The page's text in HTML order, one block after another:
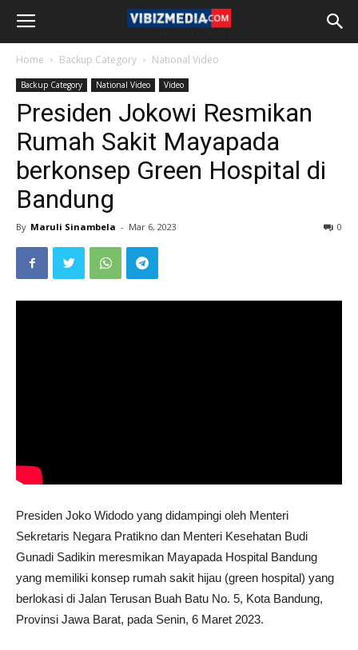
Home Backup Category National Video
Backup Category National Video Video
Presiden Jokowi Resmikan
Rumah Sakit Mayapada
berkonsep Green Hospital di
Bandung
By Maruli Sinambela - Mar 6, 2023 0
Presiden Joko Widodo yang didampingi oleh Menteri
Sekretaris Negara Pratikno dan Menteri Kesehatan Budi
Gunadi Sadikin meresmikan Mayapada Hospital Bandung
yang memiliki konsep rumah sakit hijau (green hospital) yang
berlokasi di Jalan Terusan Buah Batu No. 5, Kota Bandung,
Provinsi Jawa Barat, pada Senin, 6 Maret 2023.